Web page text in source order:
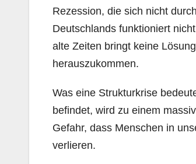
Rezession, die sich nicht
Deutschlands funktioniert
alte Zeiten bringt keine
herauszukommen.
Was eine Strukturkrise
befindet, wird zu einem
Gefahr, dass Menschen in
verlieren.